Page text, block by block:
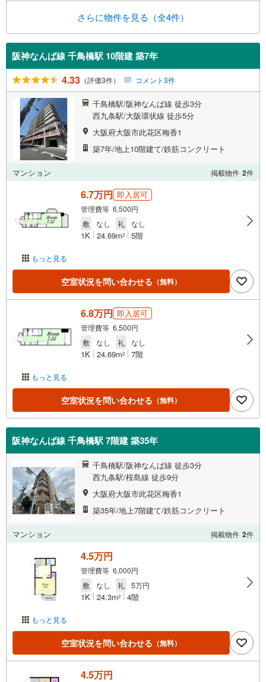
さらに物件を見る（全4件）
阪神なんば線 千鳥橋駅 10階建 築7年
4.33 （評価3件） コメント3件
千鳥橋駅/阪神なんば線 徒歩3分
西九条駅/大阪環状線 徒歩5分
大阪府大阪市此花区梅香1
築7年/地上10階建て/鉄筋コンクリート
マンション 掲載物件 2件
もっと見る
6.7万円 即入居可
管理費等 6,500円
敷
なし 礼 なし
1K 24.69m2 5階
空室状況を問い合わせる （無料）
もっと見る
6.8万円 即入居可
管理費等 6,500円
敷
なし 礼 なし
1K 24.69m2 7階
空室状況を問い合わせる （無料）
阪神なんば線 千鳥橋駅 7階建 築35年
千鳥橋駅/阪神なんば線 徒歩3分
西九条駅/桜島線 徒歩9分
大阪府大阪市此花区梅香1
築35年/地上7階建て/鉄筋コンクリート
マンション 掲載物件 2件
もっと見る
4.5万円
管理費等 6,000円
敷
なし 礼 5万円
1K 24.3m2 4階
空室状況を問い合わせる （無料）
4.5万円